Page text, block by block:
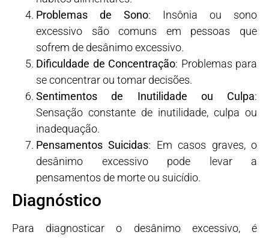
Problemas de Sono: Insônia ou sono
excessivo são comuns em pessoas que
sofrem de desânimo excessivo.
Dificuldade de Concentração: Problemas para
se concentrar ou tomar decisões.
Sentimentos de Inutilidade ou Culpa:
Sensação constante de inutilidade, culpa ou
inadequação.
Pensamentos Suicidas: Em casos graves, o
desânimo excessivo pode levar a
pensamentos de morte ou suicídio.
Diagnóstico
Para diagnosticar o desânimo excessivo, é